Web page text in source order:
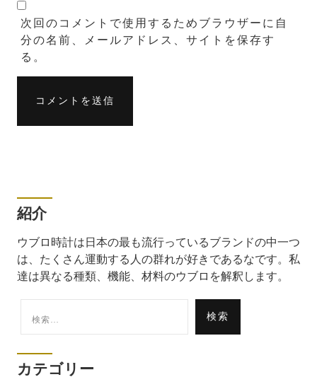
次回のコメントで使用するためブラウザーに自
分の名前、メールアドレス、サイトを保存す
る。
紹介
ウブロ時計は日本の最も流行っているブランドの中一つ
は、たくさん運動する人の群れが好きであるなです。私
達は異なる種類、機能、材料のウブロを解釈します。
索:
カテゴリー